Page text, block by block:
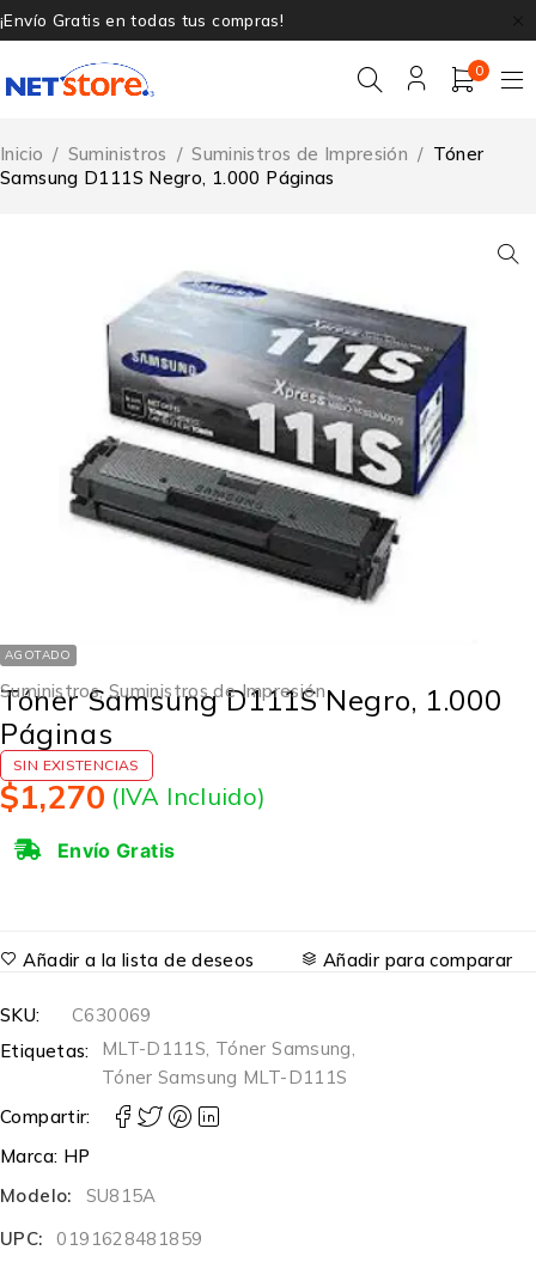
¡Envío Gratis en todas tus compras!
0
Inicio / Suministros / Suministros de Impresión / Tóner
Samsung D111S Negro, 1.000 Páginas
AGOTADO
Suministros, Suministros de Impresión
Tóner Samsung D111S Negro, 1.000
Páginas
SIN EXISTENCIAS
$1,270 (IVA Incluido)
Envío Gratis
Añadir a la lista de deseos Añadir para comparar
SKU:
C630069
Etiquetas:
MLT-D111S, Tóner Samsung,
Tóner Samsung MLT-D111S
Compartir:
Marca: HP
Modelo:
SU815A
UPC:
0191628481859